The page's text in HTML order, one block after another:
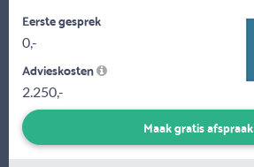
Eerste gesprek
0,-
Advieskosten
2.250,-
Maak gratis afspraak